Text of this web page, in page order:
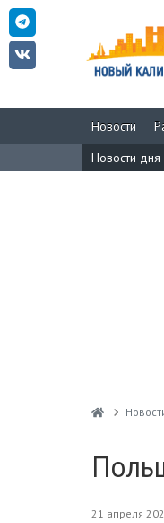
Новости
Новости дня
21 апреля